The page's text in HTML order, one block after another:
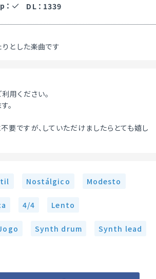
： DL ： 1339
とした楽曲です
用ください。
。
ですが、していただけましたらとても嬉し
Nostálgico Modesto
4/4 Lento
Synth drum Synth lead